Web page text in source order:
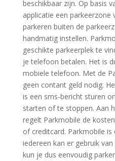
beschikbaar zijn. Op basis
applicatie een parkeerzone
parkeren buiten de
handmatig instellen.
geschikte parkeerplek te
je telefoon betalen. Het is
mobiele telefoon. Met de
geen contant geld nodig.
is een sms-bericht sturen
starten of te stoppen. Aan
regelt Parkmobile de
of creditcard. Parkmobile is
iedereen kan er gebruik
kun je dus eenvoudig